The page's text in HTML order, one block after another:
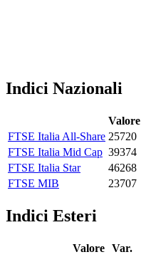
Indici Nazionali
Valore
FTSE Italia All-Share 25720
FTSE Italia Mid Cap 39374
FTSE Italia Star
46268
FTSE MIB
23707
Indici Esteri
Valore Var.